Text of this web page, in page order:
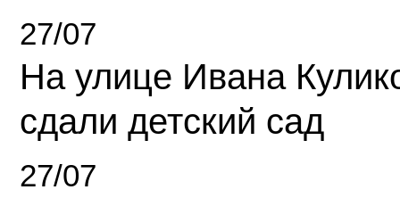
27/07
На улице Ивана
сдали детский сад
27/07